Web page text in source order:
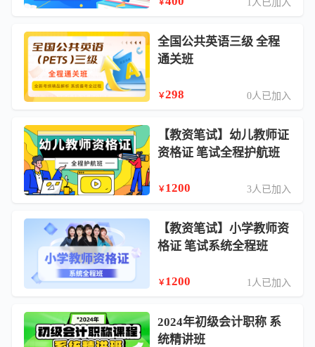
￥ 1人已加入
全国公共英语三级 全程
通关班
￥298 0人已加入
【教资笔试】幼儿教师证
资格证 笔试全程护航班
￥1200 3人已加入
【教资笔试】小学教师资
格证 笔试系统全程班
￥1200 1人已加入
2024年初级会计职称 系
统精讲班